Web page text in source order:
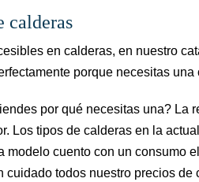
calderas
en calderas, en nuestro
porque necesitas una
por qué necesitas una?
Los tipos de calderas en la
modelo cuento con un consumo
cuidado todos nuestro precios